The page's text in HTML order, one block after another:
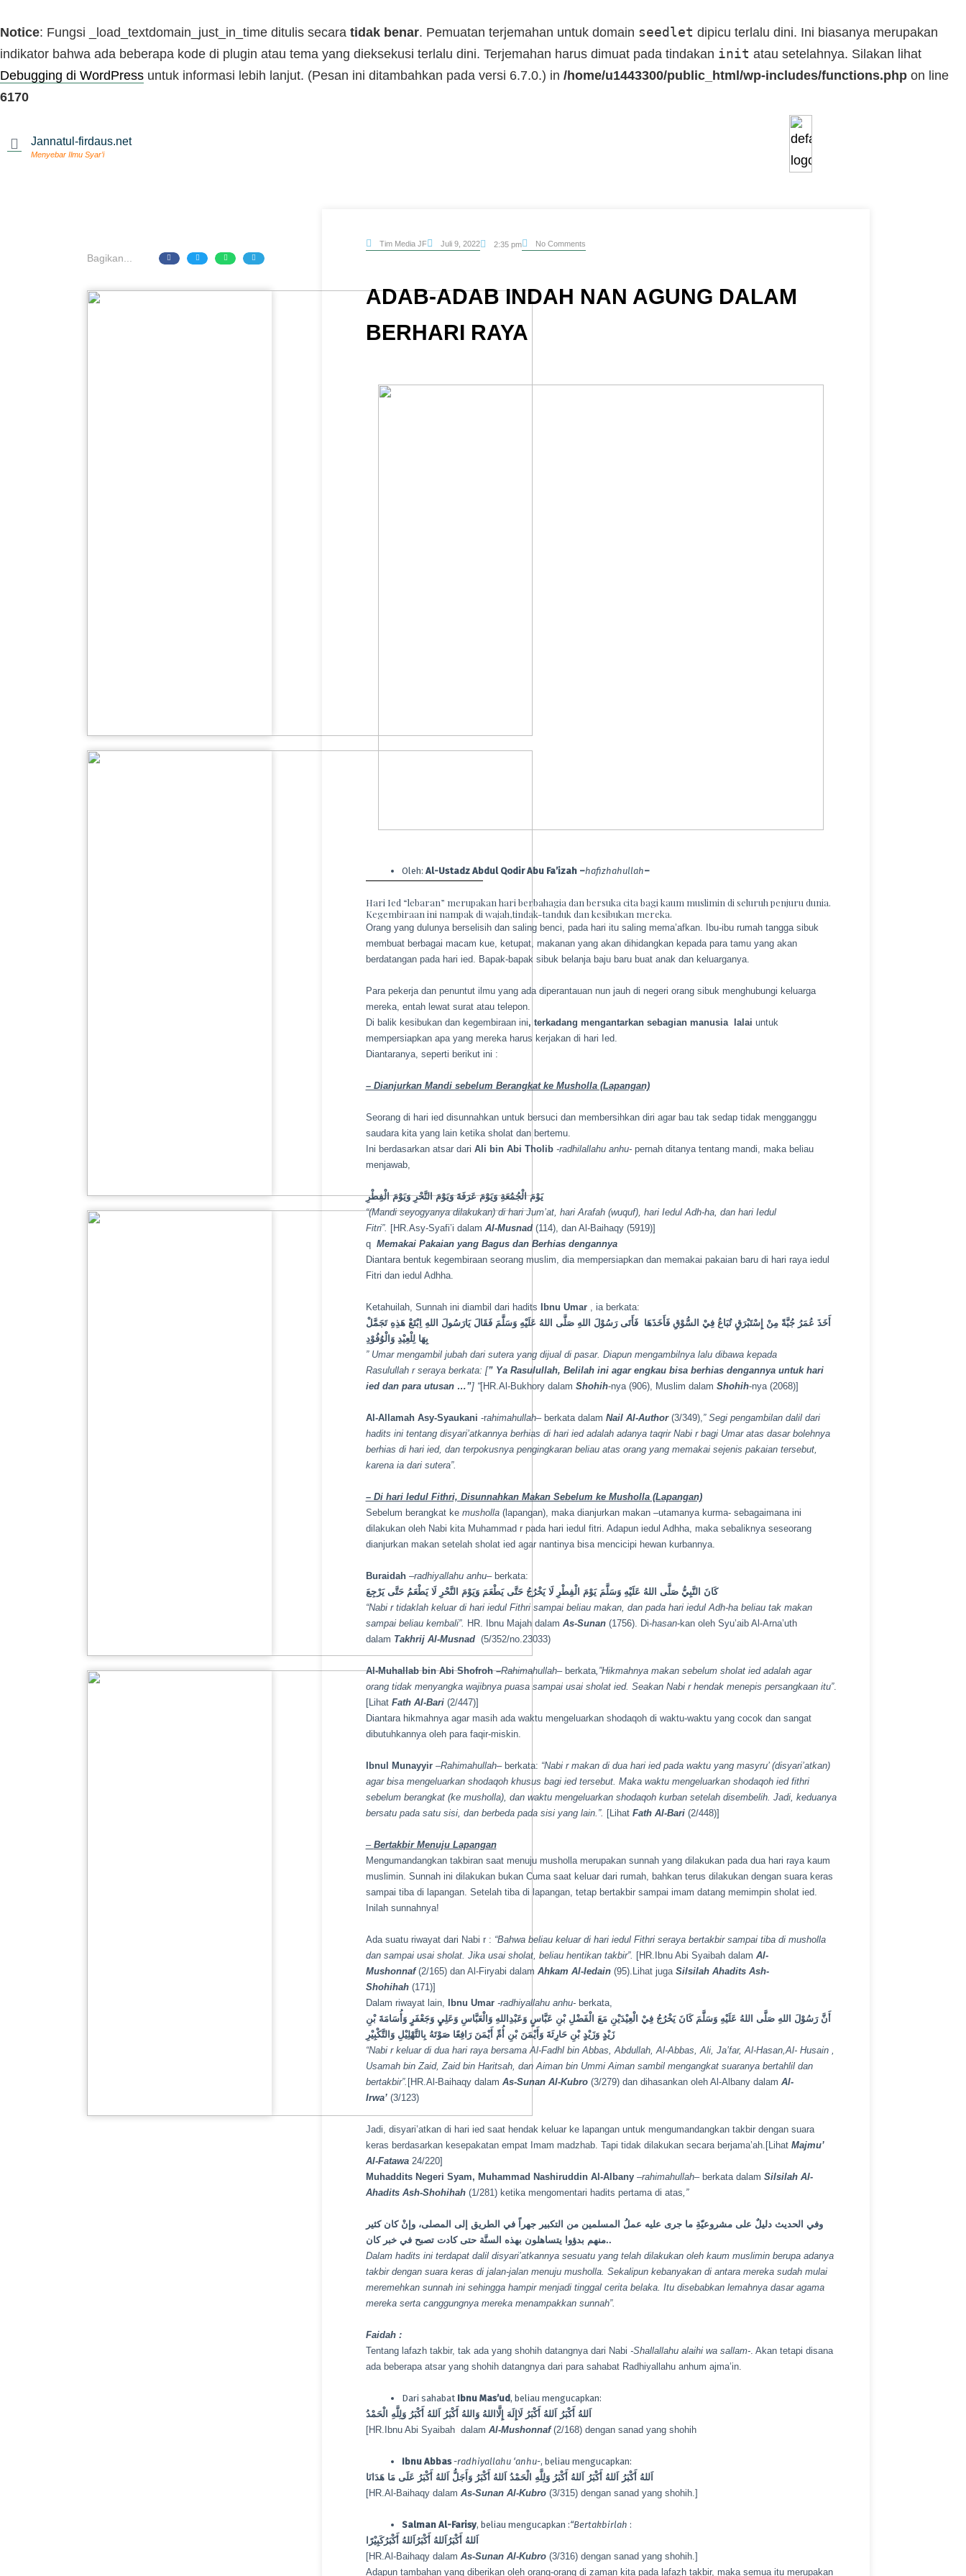
Notice: Fungsi _load_textdomain_just_in_time ditulis secara tidak benar. Pemuatan terjemahan untuk domain seedlet dipicu terlalu dini. Ini biasanya merupakan
indikator bahwa ada beberapa kode di plugin atau tema yang dieksekusi terlalu dini. Terjemahan harus dimuat pada tindakan init atau setelahnya. Silakan lihat
Debugging di WordPress untuk informasi lebih lanjut. (Pesan ini ditambahkan pada versi 6.7.0.) in /home/u1443300/public_html/wp-includes/functions.php on line
6170
Jannatul-firdaus.net
Menyebar Ilmu Syar’i
Bagikan...
Tim Media JF Juli 9, 2022 2:35 pm No Comments
ADAB-ADAB INDAH NAN AGUNG DALAM
BERHARI RAYA
Oleh: Al-Ustadz Abdul Qodir Abu Fa’izah –hafizhahullah–
Hari Ied “lebaran” merupakan hari berbahagia dan bersuka cita bagi kaum muslimin di seluruh penjuru dunia.
Kegembiraan ini nampak di wajah,tindak-tanduk dan kesibukan mereka.
Orang yang dulunya berselisih dan saling benci, pada hari itu saling mema’afkan. Ibu-ibu rumah tangga sibuk
membuat berbagai macam kue, ketupat, makanan yang akan dihidangkan kepada para tamu yang akan
berdatangan pada hari ied. Bapak-bapak sibuk belanja baju baru buat anak dan keluarganya.
Para pekerja dan penuntut ilmu yang ada diperantauan nun jauh di negeri orang sibuk menghubungi keluarga
mereka, entah lewat surat atau telepon.
Di balik kesibukan dan kegembiraan ini, terkadang mengantarkan sebagian manusia lalai untuk
mempersiapkan apa yang mereka harus kerjakan di hari Ied.
Diantaranya, seperti berikut ini :
– Dianjurkan Mandi sebelum Berangkat ke Musholla (Lapangan)
Seorang di hari ied disunnahkan untuk bersuci dan membersihkan diri agar bau tak sedap tidak mengganggu
saudara kita yang lain ketika sholat dan bertemu.
Ini berdasarkan atsar dari Ali bin Abi Tholib -radhilallahu anhu-pernah ditanya tentang mandi, maka beliau
menjawab,
يَوْمَ الْجُمُعَةِ وَيَوْمَ عَرَفَةَ وَيَوْمَ النَّحْرِ وَيَوْمَ الْفِطْرِ
“(Mandi seyogyanya dilakukan) di hari Jum’at, hari Arafah (wuquf), hari Iedul Adh-ha, dan hari Iedul
Fitri”. [HR.Asy-Syafi’i dalam Al-Musnad (114), dan Al-Baihaqy (5919)]
q Memakai Pakaian yang Bagus dan Berhias dengannya
Diantara bentuk kegembiraan seorang muslim, dia mempersiapkan dan memakai pakaian baru di hari raya iedul
Fitri dan iedul Adhha.
Ketahuilah, Sunnah ini diambil dari hadits Ibnu Umar, ia berkata:
أَخَذَ عُمَرُ جُبَّةً مِنْ إِسْتَبْرَقٍ تُبَاعُ فِيْ السُّوْقِ فَأَخَذَهَا فَأَتَى رَسُوْلَ اللهِ صَلَّى اللهُ عَلَيْهِ وَسَلَّمَ فَقَالَ يَارَسُولَ اللهِ اِبْتَعْ هَذِهِ تَجَمَّلْ
” Umar mengambil jubah dari sutera yang dijual di pasar. Diapun mengambilnya lalu dibawa kepada
Rasulullah rseraya berkata: [” Ya Rasulullah, Belilah ini agar engkau bisa berhias dengannya untuk hari
ied dan para utusan …”] “[HR.Al-Bukhory dalam Shohih-nya (906), Muslim dalam Shohih-nya (2068)]
Al-Allamah Asy-Syaukani -rahimahullah– berkata dalam Nail Al-Author(3/349), ” Segi pengambilan dalil dari
hadits ini tentang disyari’atkannya berhias di hari ied adalah adanya taqrir Nabi rbagi Umar atas dasar bolehnya
berhias di hari ied, dan terpokusnya pengingkaran beliau atas orang yang memakai sejenis pakaian tersebut,
karena ia dari sutera”.
– Di hari Iedul Fithri, Disunnahkan Makan Sebelum ke Musholla (Lapangan)
Sebelum berangkat ke musholla(lapangan), maka dianjurkan makan –utamanya kurma- sebagaimana ini
dilakukan oleh Nabi kita Muhammad r pada hari iedul fitri. Adapun iedul Adhha, maka sebaliknya seseorang
dianjurkan makan setelah sholat ied agar nantinya bisa mencicipi hewan kurbannya.
Buraidah–radhiyallahu anhu– berkata:
كَانَ النَّبِيُّ صَلَّى اللهُ عَلَيْهِ وَسَلَّمَ يَوْمَ الْفِطْرِ لَا يَخْرُجُ حَتَّى يَطْعَمَ وَيَوْمَ النَّحْرِ لَا يَطْعَمُ حَتَّى يَرْجِعَ
“Nabi rtidaklah keluar di hari iedul Fithri sampai beliau makan, dan pada hari iedul Adh-ha beliau tak makan
sampai beliau kembali”. HR. Ibnu Majah dalam As-Sunan (1756). Di-hasan-kan oleh Syu’aib Al-Arna’uth
dalam Takhrij Al-Musnad (5/352/no.23033)
Al-Muhallab bin Abi Shofroh–Rahimahullah– berkata,”Hikmahnya makan sebelum sholat ied adalah agar
orang tidak menyangka wajibnya puasa sampai usai sholat ied. Seakan Nabi rhendak menepis persangkaan itu”.
[Lihat Fath Al-Bari(2/447)]
Diantara hikmahnya agar masih ada waktu mengeluarkan shodaqoh di waktu-waktu yang cocok dan sangat
dibutuhkannya oleh para faqir-miskin.
Ibnul Munayyir–Rahimahullah– berkata: “Nabi rmakan di dua hari ied pada waktu yang masyru’ (disyari’atkan)
agar bisa mengeluarkan shodaqoh khusus bagi ied tersebut. Maka waktu mengeluarkan shodaqoh ied fithri
sebelum berangkat (ke musholla), dan waktu mengeluarkan shodaqoh kurban setelah disembelih. Jadi, keduanya
bersatu pada satu sisi, dan berbeda pada sisi yang lain.”. [Lihat Fath Al-Bari (2/448)]
– Bertakbir Menuju Lapangan
Mengumandangkan takbiran saat menuju musholla merupakan sunnah yang dilakukan pada dua hari raya kaum
muslimin. Sunnah ini dilakukan bukan Cuma saat keluar dari rumah, bahkan terus dilakukan dengan suara keras
sampai tiba di lapangan. Setelah tiba di lapangan, tetap bertakbir sampai imam datang memimpin sholat ied.
Inilah sunnahnya!
Ada suatu riwayat dari Nabi r : “Bahwa beliau keluar di hari iedul Fithri seraya bertakbir sampai tiba di musholla
dan sampai usai sholat. Jika usai sholat, beliau hentikan takbir”. [HR.Ibnu Abi Syaibah dalam Al-
Mushonnaf(2/165) dan Al-Firyabi dalam Ahkam Al-Iedain(95).Lihat juga Silsilah Ahadits Ash-
Shohihah(171)]
Dalam riwayat lain,
Ibnu Umar -radhiyallahu anhu- berkata,
أَنَّ رَسُوْلَ اللهِ صَلَّى اللهُ عَلَيْهِ وَسَلَّمَ كَانَ يَخْرُجُ فِيْ الْعِيْدَيْنِ مَعَ الْفَضْلِ بْنِ عَبَّاسٍ وَعَبْدِاللهِ وَالْعَبَّاسِ وَعَلِيٍ وَجَعْفَرٍ وَأُسَامَةَ بْنِ
زَيْدٍ وَزَيْدٍ بْنِ حَارِثَةَ وَأَيْمَنَ بْنِ أُمِّ أَيْمَنَ رَافِعًا صَوْتَهُ بِالتَّهْلِيْلِ وَالتَّكْبِيْرِ
“Nabi rkeluar di dua hari raya bersama Al-Fadhl bin Abbas, Abdullah, Al-Abbas, Ali, Ja’far, Al-Hasan,Al- Husain ,
Usamah bin Zaid, Zaid bin Haritsah, dan Aiman bin Ummi Aiman sambil mengangkat suaranya bertahlil dan
bertakbir”. [HR.Al-Baihaqy dalam As-Sunan Al-Kubro (3/279) dan dihasankan oleh Al-Albany dalam Al-
Irwa’ (3/123)
Jadi, disyari’atkan di hari ied saat hendak keluar ke lapangan untuk mengumandangkan takbir dengan suara
keras berdasarkan kesepakatan empat Imam madzhab. Tapi tidak dilakukan secara berjama’ah.[Lihat Majmu’
Al-Fatawa24/220]
Muhaddits Negeri Syam, Muhammad Nashiruddin Al-Albany –rahimahullah– berkata dalam Silsilah Al-
Ahadits Ash-Shohihah(1/281) ketika mengomentari hadits pertama di atas ,”
وفي الحديث دليلٌ على مشروعيّةِ ما جرى عليه عملُ المسلمين من التكبير جهراً في الطريق إلى المصلى، وإنْ كان كثير
منهم بدؤوا يتساهلون بهذه السنَّة حتى كادت تصبح في خبر كان..
Dalam hadits ini terdapat dalil disyari’atkannya sesuatu yang telah dilakukan oleh kaum muslimin berupa adanya
takbir dengan suara keras di jalan-jalan menuju musholla. Sekalipun kebanyakan di antara mereka sudah mulai
meremehkan sunnah ini sehingga hampir menjadi tinggal cerita belaka. Itu disebabkan lemahnya dasar agama
mereka serta canggungnya mereka menampakkan sunnah”.
Faidah :
Tentang lafazh takbir, tak ada yang shohih datangnya dari Nabi -Shallallahu alaihi wa sallam-. Akan tetapi disana
ada beberapa atsar yang shohih datangnya dari para sahabat Radhiyallahu anhum ajma’in.
Dari sahabat Ibnu Mas’ud , beliau mengucapkan:
اَللهُ أَكْبَرُ اَللهُ أَكْبَرُ لَاإِلَهَ إِلَّااللهُ وَاللهُ أَكْبَرُ اَللهُ أَكْبَرُ وَلِلَّهِ الْحَمْدُ
[HR.Ibnu Abi Syaibah dalam Al-Mushonnaf(2/168) dengan sanad yang shohih
Ibnu Abbas -radhiyallahu ‘anhu-, beliau mengucapkan:
اَللهُ أَكْبَرُ اَللهُ أَكْبَرُ اَللهُ أَكْبَرُ وَلِلَّهِ الْحَمْدُ اَللهُ أَكْبَرُ وَأَجَلُّ اَللهُ أَكْبَرُ عَلَى مَا هَدَانَا
[HR.Al-Baihaqy dalam As-Sunan Al-Kubro (3/315) dengan sanad yang shohih.]
Salman Al-Farisy, beliau mengucapkan :“Bertakbirlah :
اَللهُ أَكْبَرُاَللهُ أَكْبَرُاَللهُ أَكْبَرُكَبِيْرًا
[HR.Al-Baihaqy dalam As-Sunan Al-Kubro (3/316) dengan sanad yang shohih.]
Adapun tambahan yang diberikan oleh orang-orang di zaman kita pada lafazh takbir, maka semua itu merupakan